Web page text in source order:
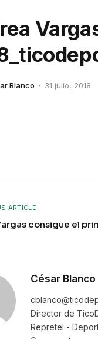
Blanco 31 julio, 2018
ARTICLE
consigue el
César Blanco
Director de
Repretel -